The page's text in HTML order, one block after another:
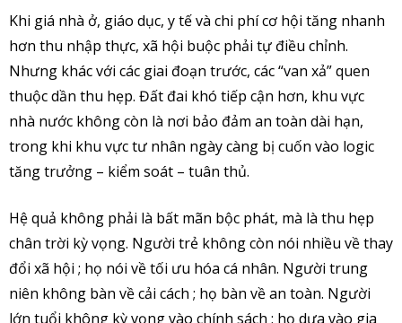
Khi giá nhà ở, giáo dục, y tế và chi phí cơ hội tăng nhanh
hơn thu nhập thực, xã hội buộc phải tự điều chỉnh.
Nhưng khác với các giai đoạn trước, các “van xả” quen
thuộc dần thu hẹp. Đất đai khó tiếp cận hơn, khu vực
nhà nước không còn là nơi bảo đảm an toàn dài hạn,
trong khi khu vực tư nhân ngày càng bị cuốn vào logic
tăng trưởng – kiểm soát – tuân thủ.
Hệ quả không phải là bất mãn bộc phát, mà là thu hẹp
chân trời kỳ vọng. Người trẻ không còn nói nhiều về thay
đổi xã hội ; họ nói về tối ưu hóa cá nhân. Người trung
niên không bàn về cải cách ; họ bàn về an toàn. Người
lớn tuổi không kỳ vọng vào chính sách ; họ dựa vào gia